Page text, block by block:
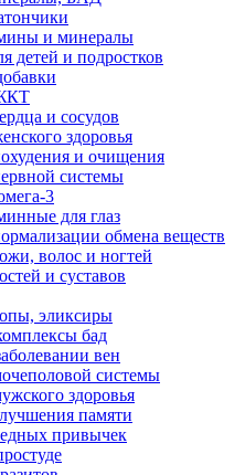
и минералы
детей и подростков
и сосудов
здоровья
и очищения
системы
3
для глаз
обмена веществ
волос и ногтей
и суставов
эликсиры
бад
вен
системы
здоровья
памяти
привычек